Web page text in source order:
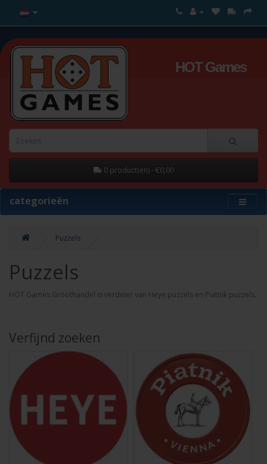
HOT Games
0 product(en) - €0,00
categorieën
Puzzels
Puzzels
HOT Games Groothandel is verdeler van Heye puzzels en Piatnik puzzels.
Verfijnd zoeken